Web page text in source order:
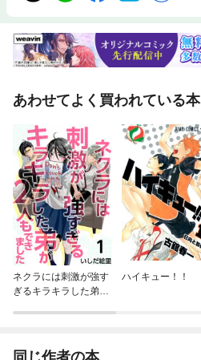
あわせてよく買われている本
ネクラには刺激が強す
ぎるキラキラした弟が
ハイキュー！！